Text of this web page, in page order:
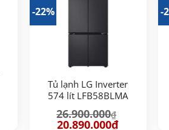
-22%
Tủ lạnh LG Inverter
574 lít LFB58BLMA
26.900.000₫
Giá
20.890.000₫Giá
-